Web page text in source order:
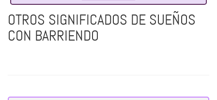
OTROS SIGNIFICADOS DE SUEÑOS
CON BARRIENDO